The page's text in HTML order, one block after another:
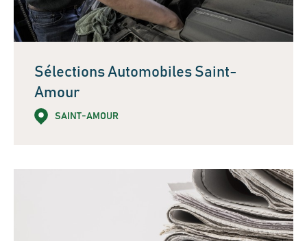
Sélections Automobiles Saint-
Amour
SAINT-AMOUR